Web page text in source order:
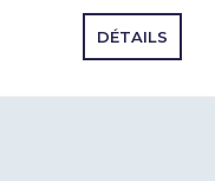
DÉTAILS